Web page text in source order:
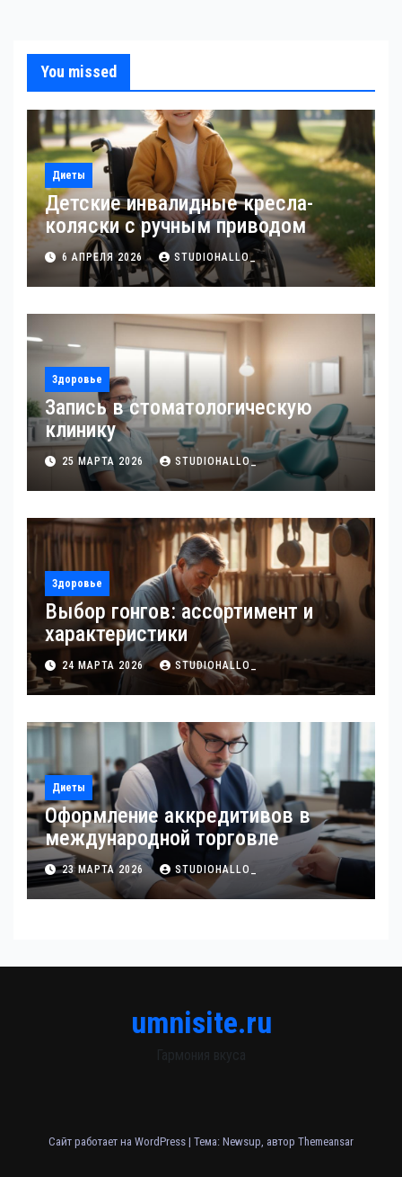
You missed
Диеты
Детские инвалидные кресла-
коляски с ручным приводом
6 АПРЕЛЯ 2026 STUDIOHALLO_
Здоровье
Запись в стоматологическую
клинику
25 МАРТА 2026 STUDIOHALLO_
Здоровье
Выбор гонгов: ассортимент и
характеристики
24 МАРТА 2026 STUDIOHALLO_
Диеты
Оформление аккредитивов в
международной торговле
23 МАРТА 2026 STUDIOHALLO_
umnisite.ru
Гармония вкуса
Сайт работает на WordPress | Тема: Newsup, автор Themeansar